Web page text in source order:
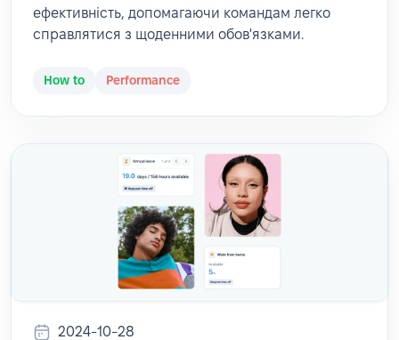
ефективність, допомагаючи командам легко
справлятися з щоденними обов'язками.
How to Performance
2024-10-28